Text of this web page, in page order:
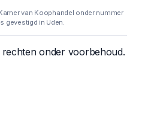
van Koophandel onder nummer
gevestigd in Uden.
onder voorbehoud.